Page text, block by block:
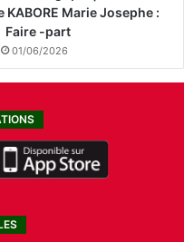
KABORE Marie Josephe :
Faire -part
01/06/2026